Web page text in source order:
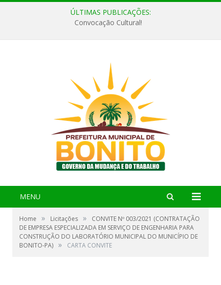
ÚLTIMAS PUBLICAÇÕES:
Convocação Cultural!
MENU
Home » Licitações »
CONVITE Nº 003/2021 (CONTRATAÇÃO
DE EMPRESA ESPECIALIZADA EM SERVIÇO DE ENGENHARIA PARA
CONSTRUÇÃO DO LABORATÓRIO MUNICIPAL DO MUNICÍPIO DE
BONITO-PA) » CARTA CONVITE